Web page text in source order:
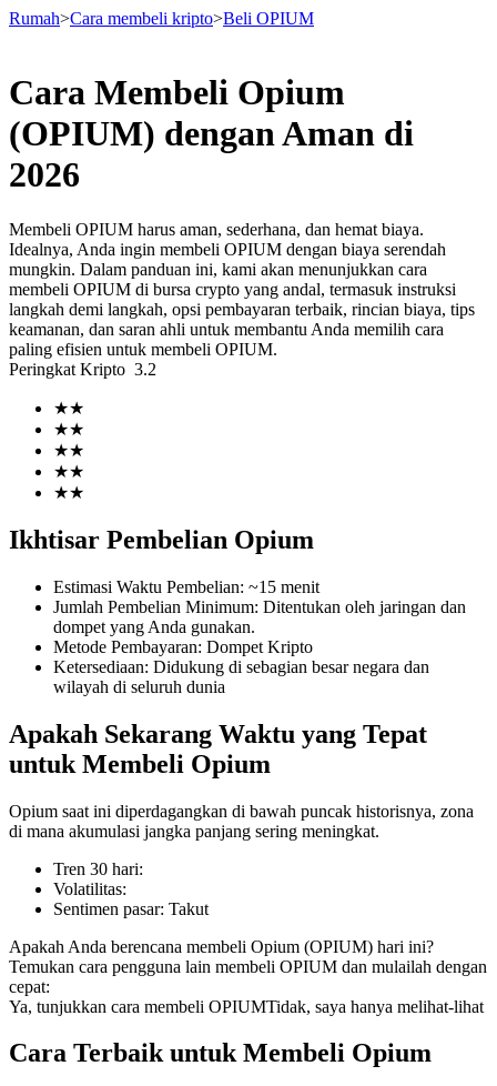
Berjangka
USDT Berjangka
Kontrak berjangka menggunakan USDT sebagai jaminannya
COIN-M Berjangka
Mata Uang Kripto Berjangka
Derivatif saham, forex, logam mulia, dan komoditas
USDC Berjangka
Kontrak berjangka menggunakan USDC sebagai jaminannya
Rumah>Cara membeli kripto>Beli OPIUM
Cara Membeli Opium
(OPIUM) dengan Aman di
2026
Membeli OPIUM harus aman, sederhana, dan hemat biaya.
Idealnya, Anda ingin membeli OPIUM dengan biaya serendah
mungkin. Dalam panduan ini, kami akan menunjukkan cara
membeli OPIUM di bursa crypto yang andal, termasuk instruksi
langkah demi langkah, opsi pembayaran terbaik, rincian biaya, tips
keamanan, dan saran ahli untuk membantu Anda memilih cara
paling efisien untuk membeli OPIUM.
Peringkat Kripto 3.2
★★
★★
★★
★★
★★
Ikhtisar Pembelian Opium
Estimasi Waktu Pembelian: ~15 menit
Jumlah Pembelian Minimum: Ditentukan oleh jaringan dan
dompet yang Anda gunakan.
Metode Pembayaran: Dompet Kripto
Ketersediaan: Didukung di sebagian besar negara dan
wilayah di seluruh dunia
Apakah Sekarang Waktu yang Tepat
untuk Membeli Opium
Opium saat ini diperdagangkan di bawah puncak historisnya, zona
di mana akumulasi jangka panjang sering meningkat.
Tren 30 hari:
Volatilitas:
Sentimen pasar: Takut
Apakah Anda berencana membeli Opium (OPIUM) hari ini?
Temukan cara pengguna lain membeli OPIUM dan mulailah dengan
cepat:
Ya, tunjukkan cara membeli OPIUMTidak, saya hanya melihat-lihat
Cara Terbaik untuk Membeli Opium